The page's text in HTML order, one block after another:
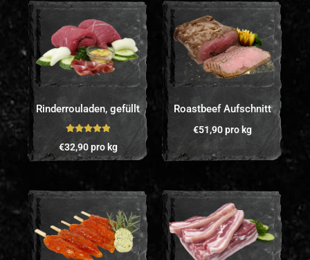
Rinderrouladen, gefüllt
Bewertet mit
5.00von 5
€32,90pro kg
Roastbeef Aufschnitt
€51,90pro kg